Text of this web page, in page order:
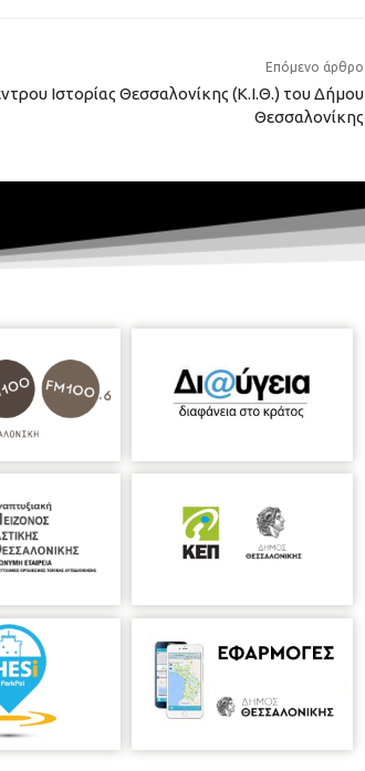
Επόμενο άρθρο
Ιστορίας Θεσσαλονίκης (Κ.Ι.Θ.) του Δήμου
Θεσσαλονίκης